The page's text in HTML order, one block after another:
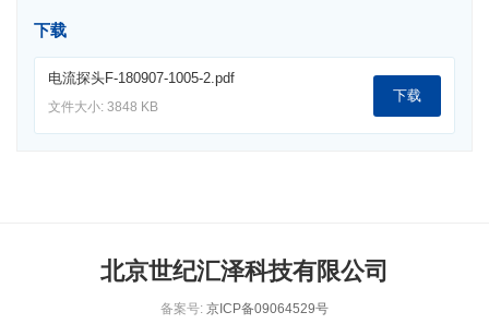
下载
电流探头F-180907-1005-2.pdf
文件大小: 3848 KB
下载
北京世纪汇泽科技有限公司
备案号: 京ICP备09064529号